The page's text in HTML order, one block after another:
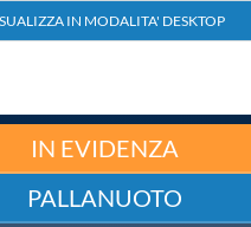
IN EVIDENZA
PALLANUOTO